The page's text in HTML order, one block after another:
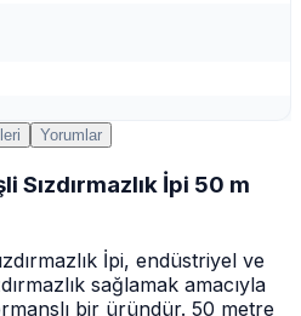
Yorumlar
Sızdırmazlık İpi 50 m
İpi, endüstriyel ve
sağlamak amacıyla
bir üründür. 50 metre